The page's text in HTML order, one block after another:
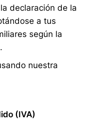
declaración de la
a tus
según la
nuestra
(IVA)